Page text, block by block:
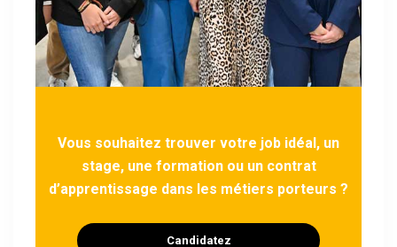
Vous souhaitez trouver votre job idéal, un
stage, une formation ou un contrat
d’apprentissage dans les métiers porteurs ?
Candidatez